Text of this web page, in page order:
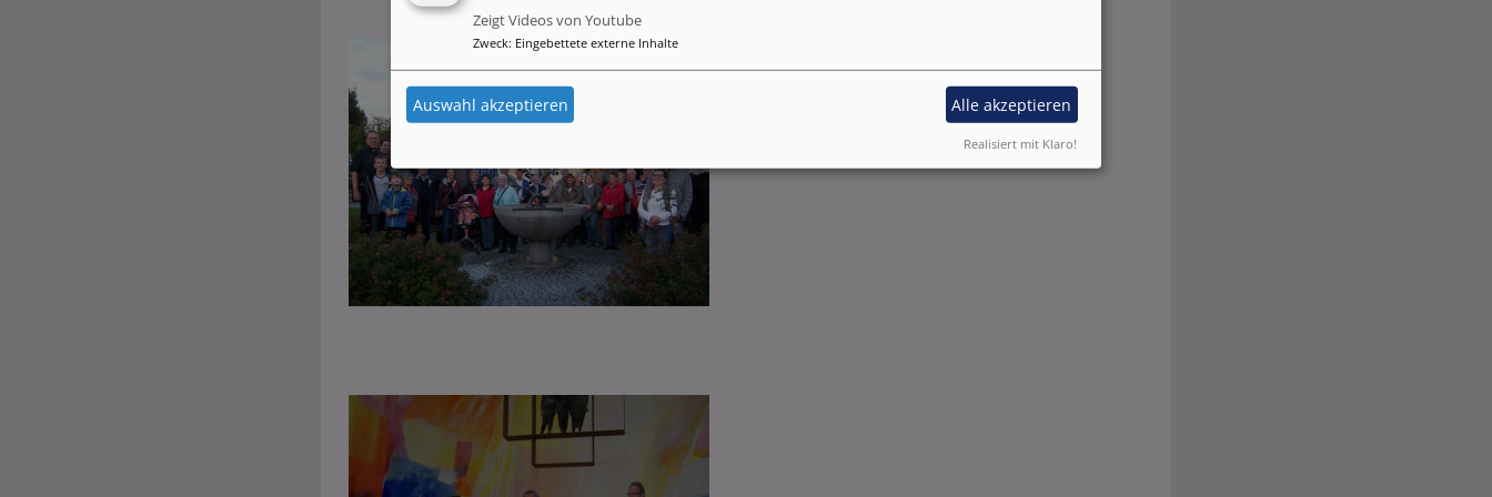
Zeigt Videos von Youtube
Zweck: Eingebettete externe Inhalte
Auswahl akzeptieren Alle akzeptieren
Realisiert mit Klaro!